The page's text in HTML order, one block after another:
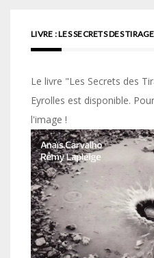
LIVRE : LES SECRETS DES
Le livre "Les Secrets des
Eyrolles est disponible.
l'image !